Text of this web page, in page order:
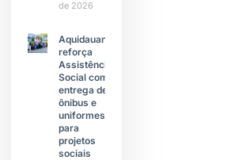
de 2026
Aquidauana
reforça
Assistência
Social com
entrega de
ônibus e
uniformes
para
projetos
sociais